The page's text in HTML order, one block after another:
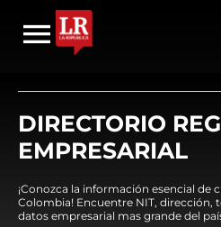
DIRECTORIO
EMPRESARIAL
¡Conozca la información esencial de
Colombia! Encuentre NIT, dirección,
datos empresarial mas grande del